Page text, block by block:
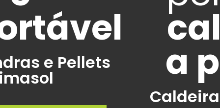
caldeira
a pellets
Caldeira a Pellets PK15